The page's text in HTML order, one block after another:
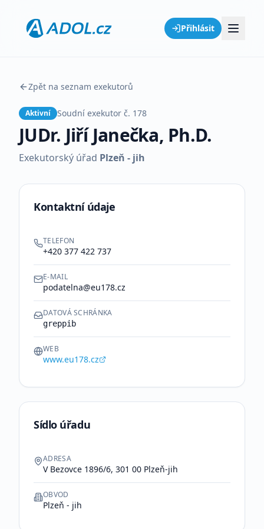
Přihlásit
Zpět na seznam exekutorů
Aktivní Soudní exekutor č. 178
JUDr. Jiří Janečka, Ph.D.
Exekutorský úřad Plzeň - jih
Kontaktní údaje
TELEFON
+420 377 422 737
E-MAIL
podatelna@eu178.cz
DATOVÁ SCHRÁNKA
greppib
WEB
www.eu178.cz
Sídlo úřadu
ADRESA
V Bezovce 1896/6, 301 00 Plzeň-jih
OBVOD
Plzeň - jih